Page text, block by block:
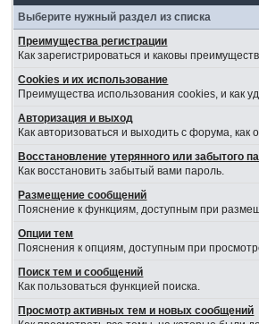
Выберите нужный раздел из списка
Преимущества регистрации
Как зарегистрироваться и каковы
Cookies и их использование
Преимущества использования cookies, и как
Авторизация и выход
Как авторизоваться и выходить с форума,
Восстановление утерянного или забытого
Как восстановить забытый вами пароль.
Размещение сообщений
Пояснение к функциям, доступным при
Опции тем
Пояснения к опциям, доступным при
Поиск тем и сообщений
Как пользоваться функцией поиска.
Просмотр активных тем и новых сообщений